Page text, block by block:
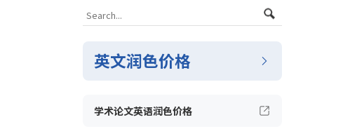
英文润色价格
学术论文英语润色价格